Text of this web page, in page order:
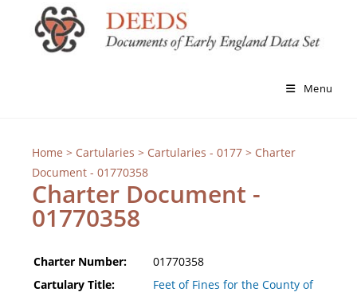
Menu
Home > Cartularies > Cartularies - 0177> Charter
Document - 01770358
Charter Document -
01770358
Charter Number:
01770358
Cartulary Title:
Feet of Fines for the County of